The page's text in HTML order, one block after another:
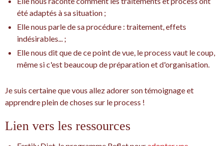
été adaptés à sa situation ;
Elle nous parle de sa procédure : traitement, effets
indésirables... ;
Elle nous dit que de ce point de vue, le process vaut le coup,
même si c'est beaucoup de préparation et d'organisation.
Je suis certaine que vous allez adorer son témoignage et
apprendre plein de choses sur le process !
Lien vers les ressources